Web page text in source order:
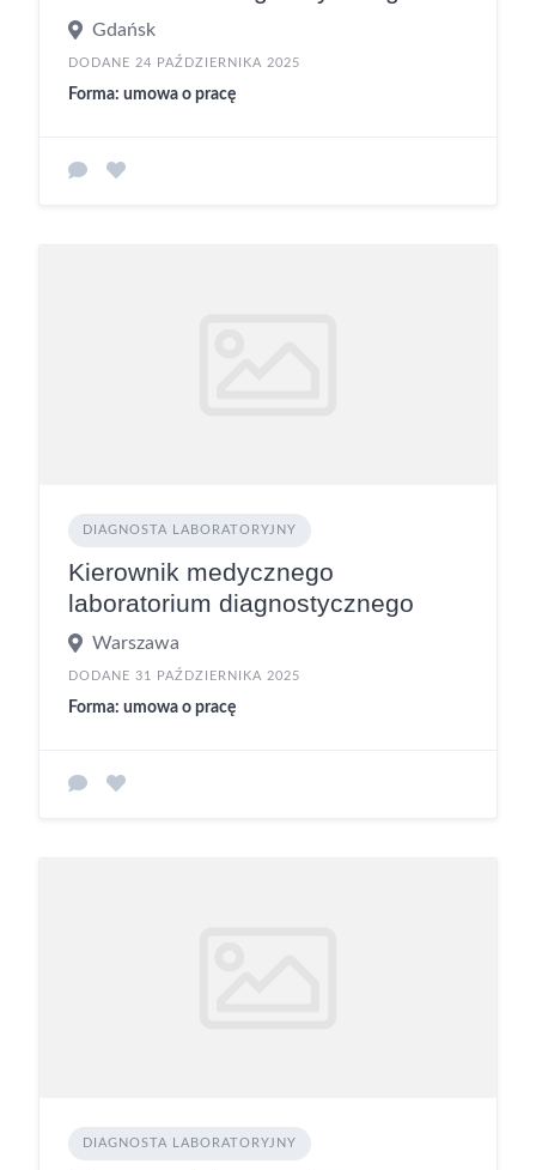
Gdańsk
DODANE 24 PAŹDZIERNIKA 2025
Forma: umowa o pracę
DIAGNOSTA LABORATORYJNY
Kierownik medycznego
laboratorium diagnostycznego
Warszawa
DODANE 31 PAŹDZIERNIKA 2025
Forma: umowa o pracę
DIAGNOSTA LABORATORYJNY